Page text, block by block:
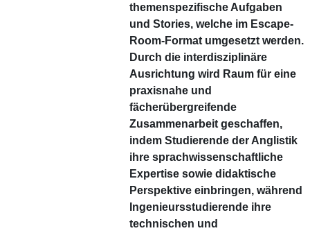
themenspezifische Aufgaben
und Stories, welche im Escape-
Room-Format umgesetzt werden.
Durch die interdisziplinäre
Ausrichtung wird Raum für eine
praxisnahe und
fächerübergreifende
Zusammenarbeit geschaffen,
indem Studierende der Anglistik
ihre sprachwissenschaftliche
Expertise sowie didaktische
Perspektive einbringen, während
Ingenieursstudierende ihre
technischen und